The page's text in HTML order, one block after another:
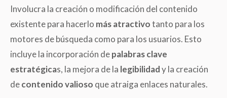
Involucra la creación o modificación del contenido
existente para hacerlo más atractivotanto para los
motores de búsqueda como para los usuarios. Esto
incluye la incorporación depalabras clave
estratégicas, la mejora de la legibilidady la creación
decontenido valioso que atraiga enlaces naturales.